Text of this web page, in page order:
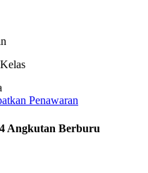
Penawaran
Angkutan Berburu